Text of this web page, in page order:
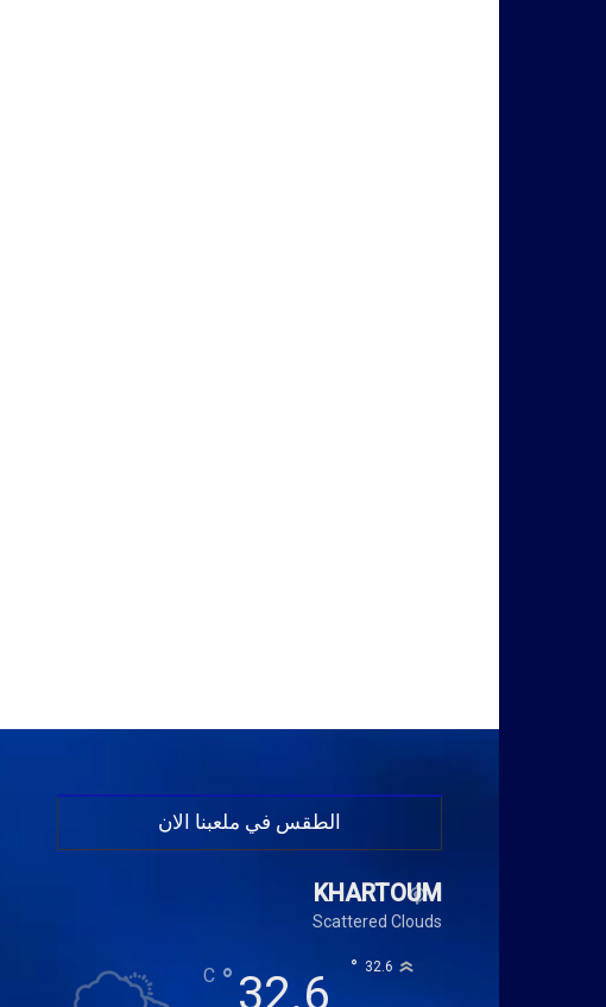
الطقس في ملعبنا الان
KHARTOUM
Scattered Clouds
32.6
°
C 32.6
°